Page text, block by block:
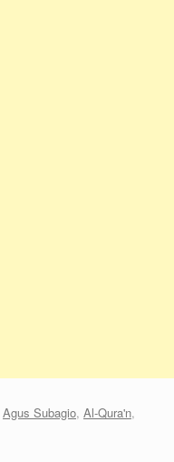
Agus Subagio, Al-Qura'n,